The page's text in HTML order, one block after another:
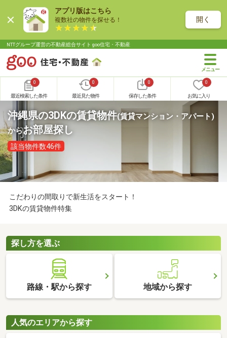
アプリ版はこちら
複数社の物件を探せる！ 開く
NTTグループ運営の不動産総合サイト goo住宅・不動産
0
最近検索した条件
0
最近見た物件
0
保存した条件
0
お気に入り
沖縄県の3DKの賃貸物件(賃貸マンション・アパート)
からお部屋探し
該当物件数46件
こだわりの間取りで新生活をスタート！
3DKの賃貸物件特集
探し方を選ぶ
路線・駅から探す 地域から探す
人気のエリアから探す